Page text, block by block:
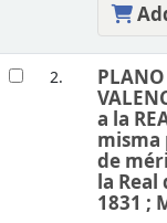
2.
a la
misma
de
la Real
1831 ;